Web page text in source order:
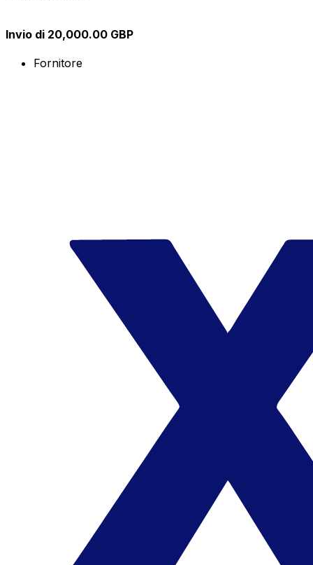
Invio di 20,000.00 GBP
Fornitore